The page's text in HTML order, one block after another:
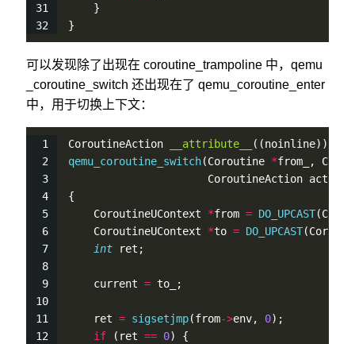
    }
}
可以发现除了出现在 coroutine_trampoline 中，qemu
_coroutine_switch 还出现在了 qemu_coroutine_enter
中，用于切换上下文：
CoroutineAction __attribute__
((noinline))
qemu_coroutine_switch(Coroutine *from_,
                      CoroutineAction action)
{
    CoroutineUContext
*from = DO_UPCAST
    CoroutineUContext
*to = DO_UPCAST
int ret;
    current
= to_;
    ret
= sigsetjmp(from->env, 0);
if (ret == 0) {